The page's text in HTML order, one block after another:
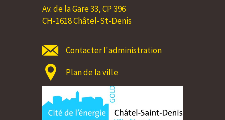
Av. de la Gare 33, CP 396
CH-1618 Châtel-St-Denis
Contacter l'administration
Plan de la ville